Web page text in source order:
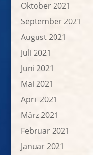
Oktober 2021
September 2021
August 2021
Juli 2021
Juni 2021
Mai 2021
April 2021
März 2021
Februar 2021
Januar 2021